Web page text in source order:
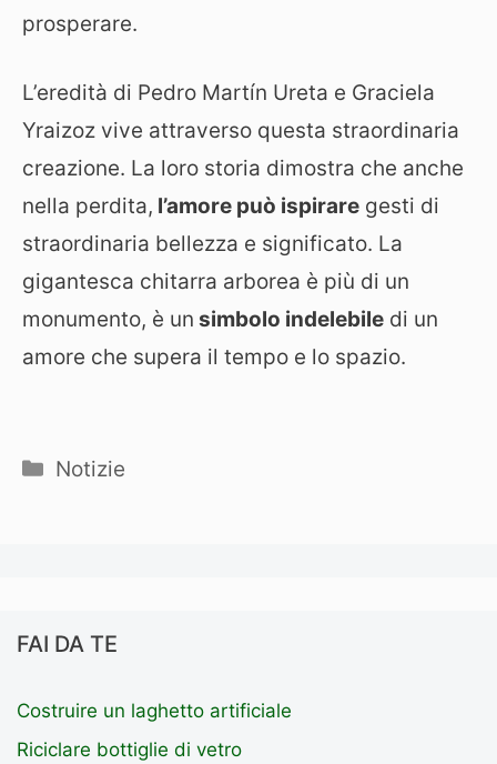
prosperare.
L’eredità di Pedro Martín Ureta e Graciela
Yraizoz vive attraverso questa straordinaria
creazione. La loro storia dimostra che anche
nella perdita, l’amore può ispirare gesti di
straordinaria bellezza e significato. La
gigantesca chitarra arborea è più di un
monumento, è un simbolo indelebile di un
amore che supera il tempo e lo spazio.
Categorie
Notizie
FAI DA TE
Costruire un laghetto artificiale
Riciclare bottiglie di vetro